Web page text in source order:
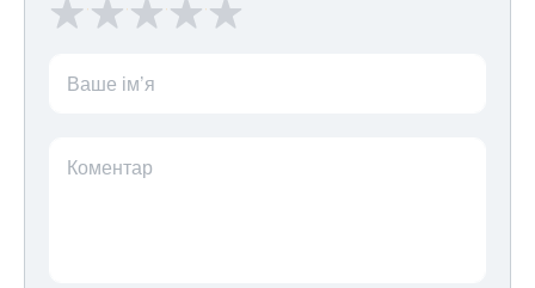
Ваше ім’я
Коментар